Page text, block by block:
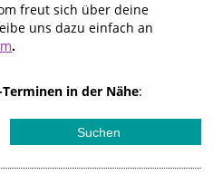
freut sich über deine
uns dazu einfach an
.
in der Nähe: